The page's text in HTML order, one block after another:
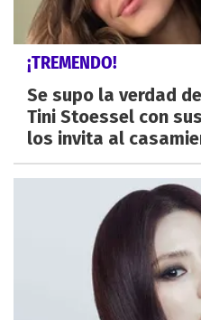
¡TREMENDO!
Se supo la verdad
Tini Stoessel con
los invita al